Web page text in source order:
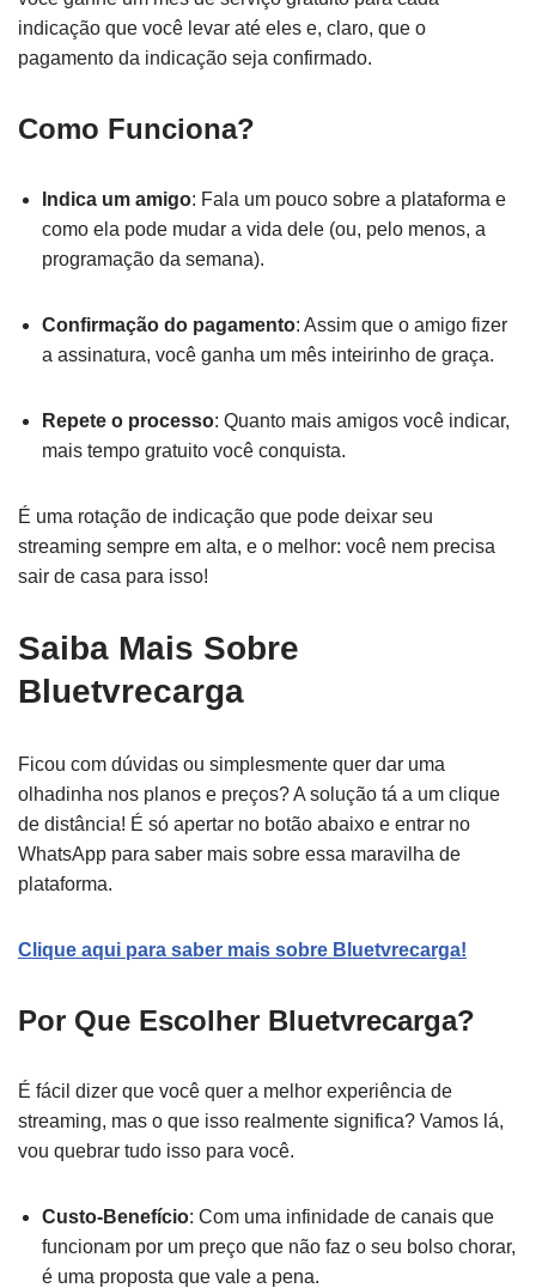
indicação que você levar até eles e, claro, que o
pagamento da indicação seja confirmado.
Como Funciona?
Indica um amigo: Fala um pouco sobre a plataforma e
como ela pode mudar a vida dele (ou, pelo menos, a
programação da semana).
Confirmação do pagamento: Assim que o amigo fizer
a assinatura, você ganha um mês inteirinho de graça.
Repete o processo: Quanto mais amigos você indicar,
mais tempo gratuito você conquista.
É uma rotação de indicação que pode deixar seu
streaming sempre em alta, e o melhor: você nem precisa
sair de casa para isso!
Saiba Mais Sobre
Bluetvrecarga
Ficou com dúvidas ou simplesmente quer dar uma
olhadinha nos planos e preços? A solução tá a um clique
de distância! É só apertar no botão abaixo e entrar no
WhatsApp para saber mais sobre essa maravilha de
plataforma.
Clique aqui para saber mais sobre Bluetvrecarga!
Por Que Escolher Bluetvrecarga?
É fácil dizer que você quer a melhor experiência de
streaming, mas o que isso realmente significa? Vamos lá,
vou quebrar tudo isso para você.
Custo-Benefício: Com uma infinidade de canais que
funcionam por um preço que não faz o seu bolso chorar,
é uma proposta que vale a pena.